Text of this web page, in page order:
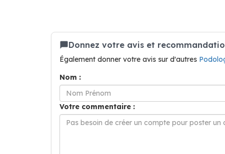
Donnez votre avis et
Également donner votre avis sur d'autres
Nom :
Votre commentaire :